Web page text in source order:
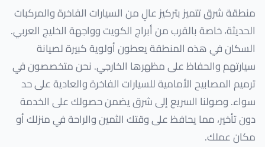
منطقة شرق تتميز بتركيز عالٍ من السيارات الفاخرة والمركبات
الحديثة، خاصة بالقرب من أبراج الكويت وواجهة الخليج العربي.
السكان في هذه المنطقة يعطون أولوية كبيرة لصيانة
سيارتهم والحفاظ على مظهرها الخارجي. نحن متخصصون في
ترميم المصابيح الأمامية للسيارات الفاخرة والعادية على حد
سواء. وصولنا السريع إلى شرق يضمن حصولك على الخدمة
دون تأخير، مما يحافظ على وقتك الثمين والراحة في منزلك أو
مكان عملك.